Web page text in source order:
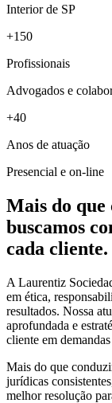
Interior de SP
+150
Profissionais
Advogados e
+40
Anos de atuação
Presencial e on-line
Mais do que
buscamos
cada cliente.
A Laurentiz
em ética,
resultados. Nossa
aprofundada e
cliente em
Mais do que
jurídicas
melhor resolução